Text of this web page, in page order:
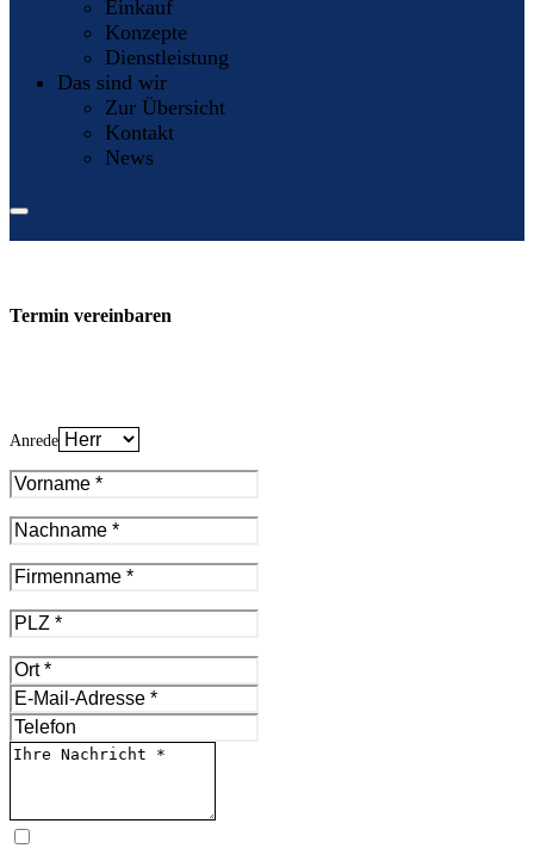
Einkauf
Konzepte
Dienstleistung
Das sind wir
Zur Übersicht
Kontakt
News
Termin vereinbaren
Anrede